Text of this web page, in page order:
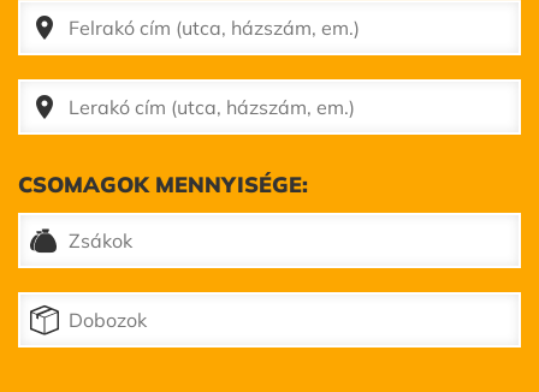
place
place
CSOMAGOK MENNYISÉGE: